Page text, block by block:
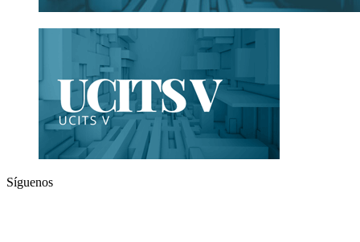
Síguenos